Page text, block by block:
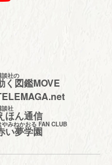
談社の
く図鑑MOVE
談社
ほん通信
やみねかおる FAN CLUB
い夢学園